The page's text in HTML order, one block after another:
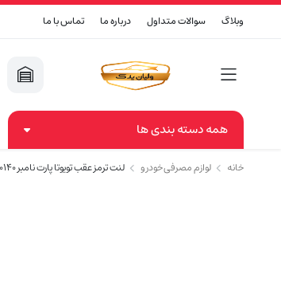
وبلاگ سوالات متداول درباره ما تماس با ما
همه دسته بندی ها
خانه لوازم مصرفی خودرو لنت ترمز عقب تویوتا پارت نامبر TOYOTA 04466-60140 (اصلی)